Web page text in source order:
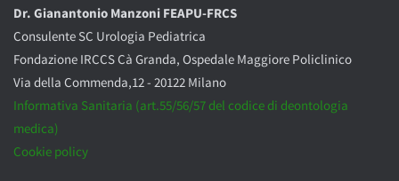
Dr. Gianantonio Manzoni FEAPU-FRCS
Consulente SC Urologia Pediatrica
Fondazione IRCCS Cà Granda, Ospedale Maggiore Policlinico
Via della Commenda,12 - 20122 Milano
Informativa Sanitaria (art.55/56/57 del codice di deontologia
medica)
Cookie policy